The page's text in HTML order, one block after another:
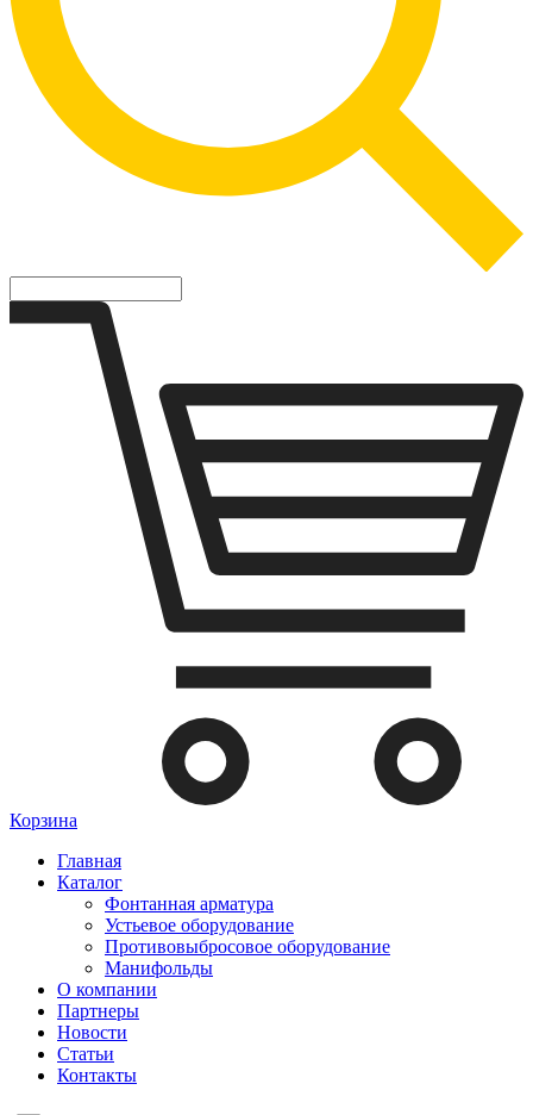
Корзина
Главная
Каталог
Фонтанная арматура
Устьевое оборудование
Противовыбросовое оборудование
Манифольды
О компании
Партнеры
Новости
Статьи
Контакты